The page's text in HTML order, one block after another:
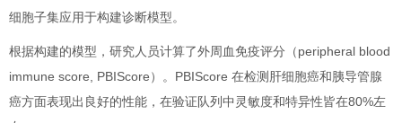
细胞子集应用于构建诊断模型。
根据构建的模型，研究人员计算了外周血免疫评分（peripheral blood
immune score, PBIScore）。PBIScore 在检测肝细胞癌和胰导管腺
癌方面表现出良好的性能，在验证队列中灵敏度和特异性皆在80%左